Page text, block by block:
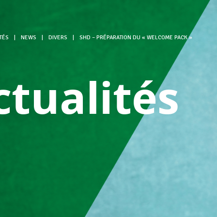
NEWS DIVERS SHD – PRÉPARATION DU « WELCOME PACK »